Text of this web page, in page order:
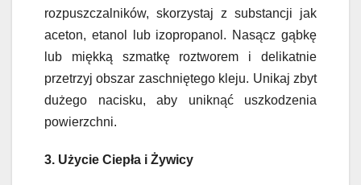
rozpuszczalników, skorzystaj z substancji jak
aceton, etanol lub izopropanol. Nasącz gąbkę
lub miękką szmatkę roztworem i delikatnie
przetrzyj obszar zaschniętego kleju. Unikaj zbyt
dużego nacisku, aby uniknąć uszkodzenia
powierzchni.
3. Użycie Ciepła i Żywicy